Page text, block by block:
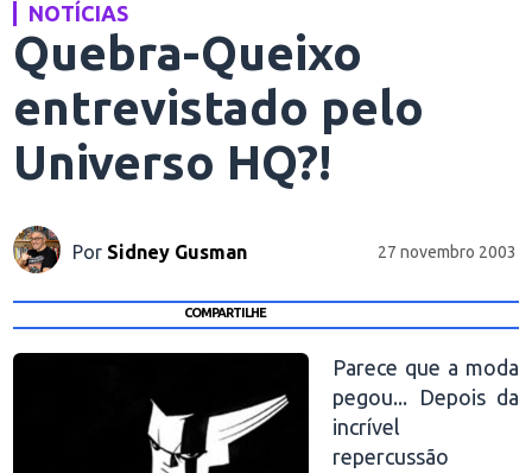
NOTÍCIAS
Quebra-Queixo
entrevistado pelo
Universo HQ?!
Por Sidney Gusman 27 novembro 2003
COMPARTILHE
Parece que a moda
pegou... Depois da
incrível
repercussão